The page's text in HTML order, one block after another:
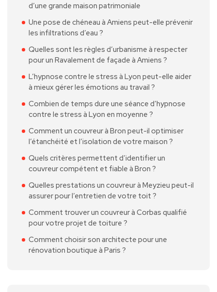
d’une grande maison patrimoniale
Une pose de chéneau à Amiens peut-elle prévenir
les infiltrations d’eau ?
Quelles sont les règles d’urbanisme à respecter
pour un Ravalement de façade à Amiens ?
L’hypnose contre le stress à Lyon peut-elle aider
à mieux gérer les émotions au travail ?
Combien de temps dure une séance d’hypnose
contre le stress à Lyon en moyenne ?
Comment un couvreur à Bron peut-il optimiser
l’étanchéité et l’isolation de votre maison ?
Quels critères permettent d’identifier un
couvreur compétent et fiable à Bron ?
Quelles prestations un couvreur à Meyzieu peut-il
assurer pour l’entretien de votre toit ?
Comment trouver un couvreur à Corbas qualifié
pour votre projet de toiture ?
Comment choisir son architecte pour une
rénovation boutique à Paris ?